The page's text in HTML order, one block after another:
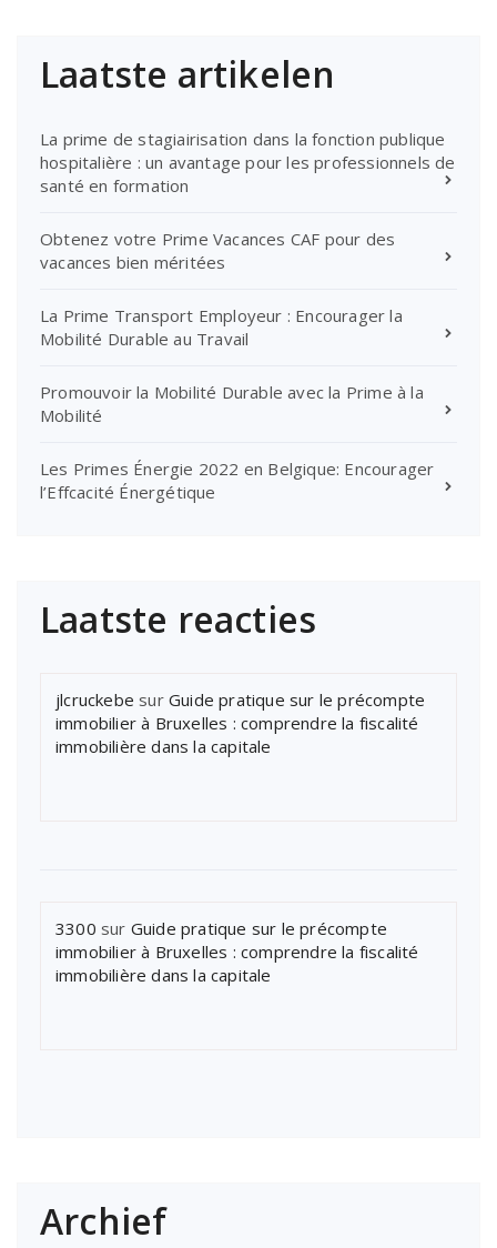
Laatste artikelen
La prime de stagiairisation dans la fonction publique
hospitalière : un avantage pour les professionnels de
santé en formation
Obtenez votre Prime Vacances CAF pour des
vacances bien méritées
La Prime Transport Employeur : Encourager la
Mobilité Durable au Travail
Promouvoir la Mobilité Durable avec la Prime à la
Mobilité
Les Primes Énergie 2022 en Belgique: Encourager
l’Effcacité Énergétique
Laatste reacties
jlcruckebe sur Guide pratique sur le précompte
immobilier à Bruxelles : comprendre la fiscalité
immobilière dans la capitale
3300 sur Guide pratique sur le précompte
immobilier à Bruxelles : comprendre la fiscalité
immobilière dans la capitale
Archief